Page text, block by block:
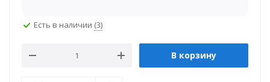
Есть в наличии (3)
В корзину